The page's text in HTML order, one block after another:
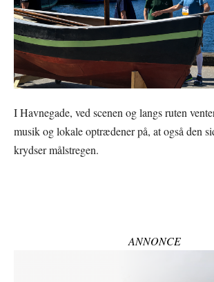
I Havnegade, ved scenen og langs ruten
musik og lokale optrædener på, at også den
krydser målstregen.
ANNONCE